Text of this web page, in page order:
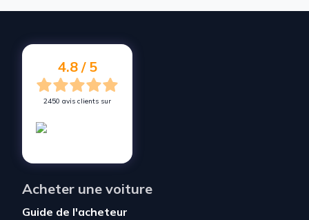
4.8 / 5
2450 avis clients sur
Acheter une voiture
Guide de l'acheteur